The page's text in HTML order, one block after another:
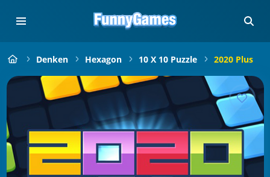
Denken Hexagon 10 X 10 Puzzle 2020 Plus